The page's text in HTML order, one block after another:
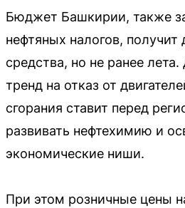
Бюджет Башкирии, также
нефтяных налогов, получит
средства, но не ранее
тренд на отказ от
сгорания ставит перед
развивать нефтехимию и
экономические ниши.
При этом розничные цены